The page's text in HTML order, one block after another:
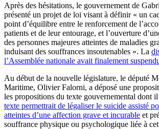
Après des hésitations, le gouvernement de
présenté un projet de loi visant à définir « un
point d’équilibre entre le renforcement de
patients et de leur entourage, et l’ouverture
des personnes majeures atteintes de maladies
induisant des souffrances insoutenables ». La
l’Assemblée nationale avait finalement
Au début de la nouvelle législature, le député
Maritime, Olivier Falorni, a déposé une
les propositions du texte gouvernemental dont
texte permettrait de légaliser le suicide assisté
atteintes d’une affection grave et incurable et
souffrance physique ou psychologique liée à